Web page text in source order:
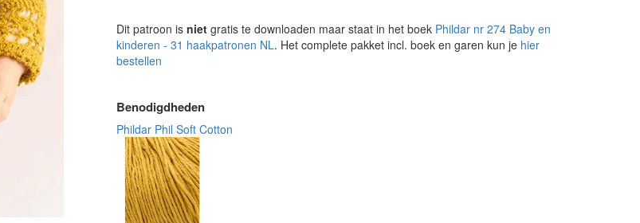
Dit patroon is niet gratis te downloaden maar staat in het boek Phildar nr 274 Baby en
kinderen - 31 haakpatronen NL. Het complete pakket incl. boek en garen kun je hier
bestellen
Benodigdheden
Phildar Phil Soft Cotton